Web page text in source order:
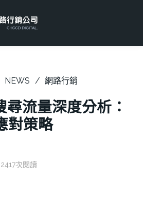
NEWS 網路行銷
尋流量深度分析：
對策略
次閱讀